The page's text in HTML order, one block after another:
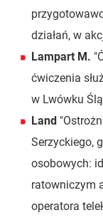
działań, w
Lampart M.
ćwiczenia
w Lwówku
Land
Serzyckiego,
osobowych:
ratowniczym
operatora